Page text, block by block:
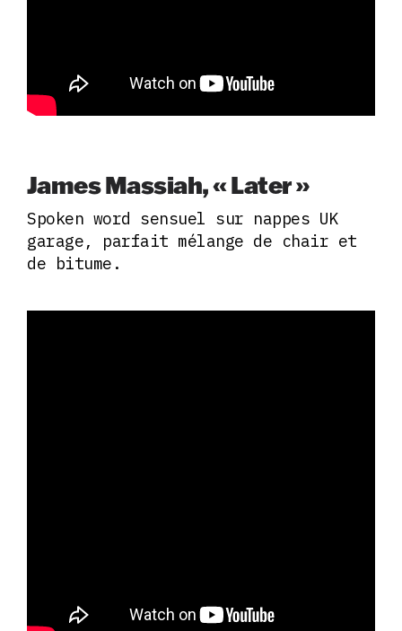
James Massiah, « Later »
Spoken word sensuel sur nappes UK
garage, parfait mélange de chair et
de bitume.